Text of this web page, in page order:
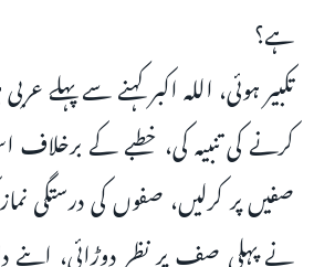
ہے؟
تکبیر ہوئی، اللہ اکبر کہنے سے پہلے
کرنے کی تنبیہ کی، خطبے کے برخلاف
صفیں پر کرلیں، صفوں کی درستگی
نے پہلی صف پر نظر دوڑائی، اپنے